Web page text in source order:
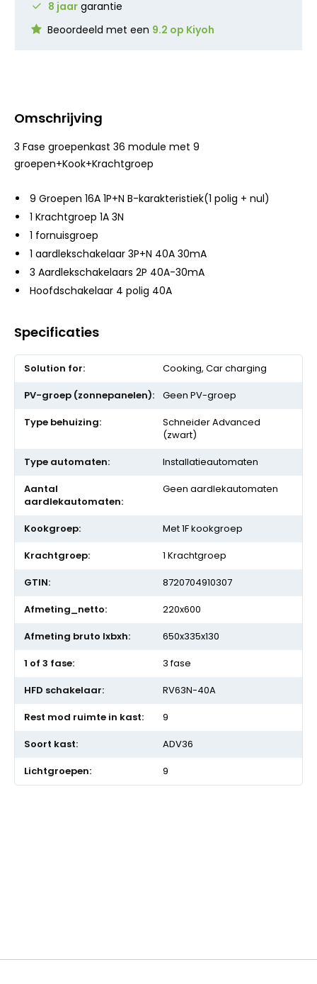
8 jaar garantie
Beoordeeld met een 9.2 op Kiyoh
Specificaties
Meer
informatie
Cooking, Car charging
Geen PV-groep
Schneider Advanced
(zwart)
Installatieautomaten
Geen aardlekautomaten
Met 1F kookgroep
1 Krachtgroep
8720704910307
220x600
650x335x130
3 fase
RV63N-40A
9
ADV36
9
Omschrijving
3 Fase groepenkast 36 module met 9
groepen+Kook+Krachtgroep
9 Groepen 16A 1P+N B-karakteristiek(1 polig + nul)
1 Krachtgroep 1A 3N
1 fornuisgroep
1 aardlekschakelaar 3P+N 40A 30mA
3 Aardlekschakelaars 2P 40A-30mA
Hoofdschakelaar 4 polig 40A